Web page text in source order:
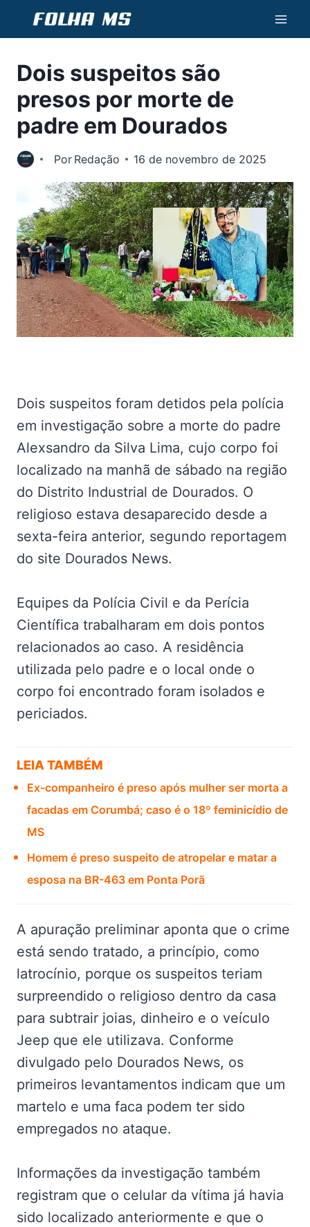
Conteúdo
Dois suspeitos são
presos por morte de
padre em Dourados
Por Redação 16 de novembro de 2025
Dois suspeitos foram detidos pela polícia
em investigação sobre a morte do padre
Alexsandro da Silva Lima, cujo corpo foi
localizado na manhã de sábado na região
do Distrito Industrial de Dourados. O
religioso estava desaparecido desde a
sexta-feira anterior, segundo reportagem
do site Dourados News.
Equipes da Polícia Civil e da Perícia
Científica trabalharam em dois pontos
relacionados ao caso. A residência
utilizada pelo padre e o local onde o
corpo foi encontrado foram isolados e
periciados.
LEIA TAMBÉM
Ex-companheiro é preso após mulher ser morta a
facadas em Corumbá; caso é o 18º feminicídio de
MS
Homem é preso suspeito de atropelar e matar a
esposa na BR-463 em Ponta Porã
A apuração preliminar aponta que o crime
está sendo tratado, a princípio, como
latrocínio, porque os suspeitos teriam
surpreendido o religioso dentro da casa
para subtrair joias, dinheiro e o veículo
Jeep que ele utilizava. Conforme
divulgado pelo Dourados News, os
primeiros levantamentos indicam que um
martelo e uma faca podem ter sido
empregados no ataque.
Informações da investigação também
registram que o celular da vítima já havia
sido localizado anteriormente e que o